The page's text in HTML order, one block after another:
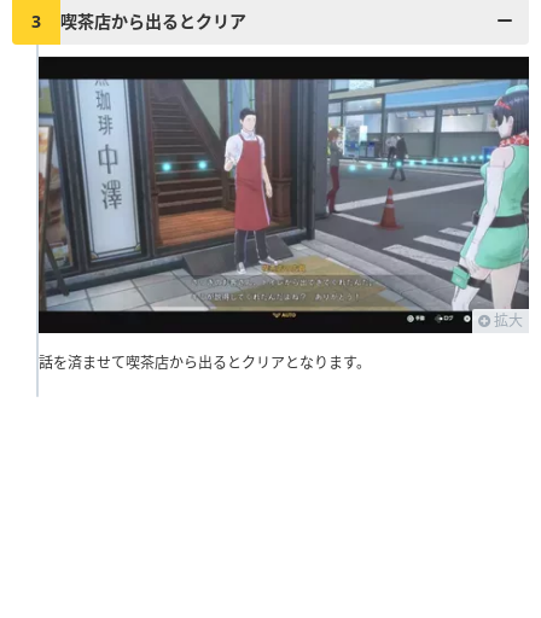
3 喫茶店から出るとクリア
拡大
話を済ませて喫茶店から出るとクリアとなります。